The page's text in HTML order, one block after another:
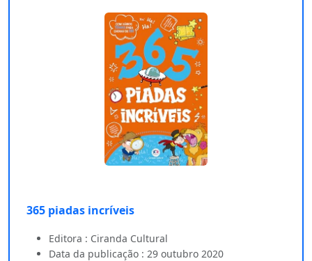
365 piadas incríveis
Editora : Ciranda Cultural
Data da publicação : 29 outubro 2020